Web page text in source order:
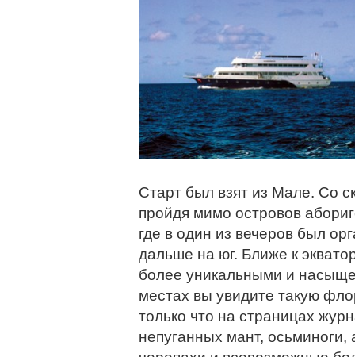
Старт был взят из Мале. Со
пройдя мимо островов
где в один из вечеров был
дальше на юг. Ближе к
более уникальными и
местах вы увидите такую
только что на страницах
непуганных мант,